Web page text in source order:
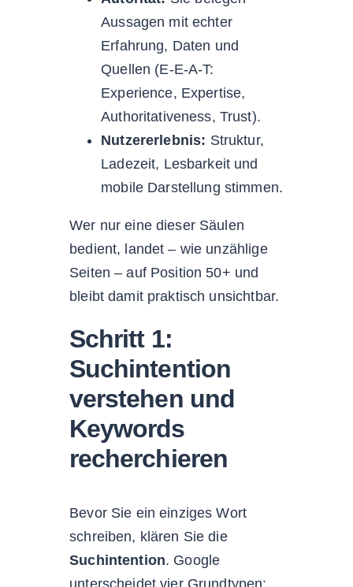
Aussagen mit echter
Erfahrung, Daten und
Quellen (E-E-A-T:
Experience, Expertise,
Authoritativeness, Trust).
Nutzererlebnis: Struktur,
Ladezeit, Lesbarkeit und
mobile Darstellung stimmen.
Wer nur eine dieser Säulen
bedient, landet – wie unzählige
Seiten – auf Position 50+ und
bleibt damit praktisch unsichtbar.
Schritt 1:
Suchintention
verstehen und
Keywords
recherchieren
Bevor Sie ein einziges Wort
schreiben, klären Sie die
Suchintention. Google
unterscheidet vier Grundtypen: